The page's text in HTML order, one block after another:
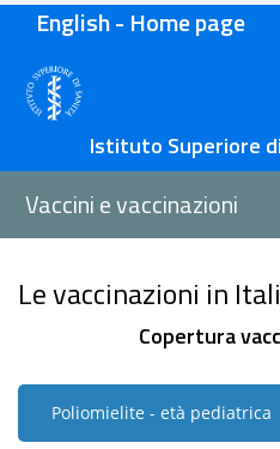
English - Home page
Istituto Superiore
Vaccini e vaccinazioni
Le vaccinazioni in
Copertura
Poliomielite - età pediatrica